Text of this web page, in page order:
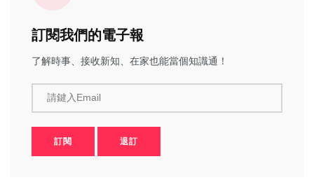
訂閱我們的電子報
了解時事、接收新知、在家也能當個知識通！
請鍵入Email
訂閱 退訂